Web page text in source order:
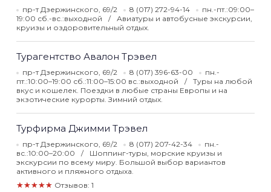
пр-т Дзержинского, 69/2 8 (017) 272-94-14
пн.-пт.:09:00–
19:00 сб.-вс.:выходной
Авиатуры и автобусные экскурсии,
круизы и оздоровительный отдых.
Турагентство Авалон Трэвел
пр-т Дзержинского, 69/2 8 (017) 396-63-00
пн.-
пт.:10:00–19:00 сб.:11:00–15:00 вс.:выходной
Туры на любой
вкус и кошелек. Поездки в любые страны Европы и на
экзотические курорты. Зимний отдых.
Турфирма Джимми Трэвел
пр-т Дзержинского, 69/2 8 (017) 207-42-34
пн.-
вс.:10:00–20:00
Шоппинг-туры, морские круизы и
экскурсии по всему миру. Большой выбор вариантов
активного и пляжного отдыха.
★★★★★ Отзывов: 1